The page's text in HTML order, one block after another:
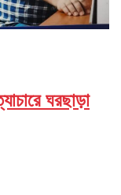
ঘরছাড়া